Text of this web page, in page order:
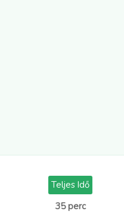
Teljes Idő
35 perc